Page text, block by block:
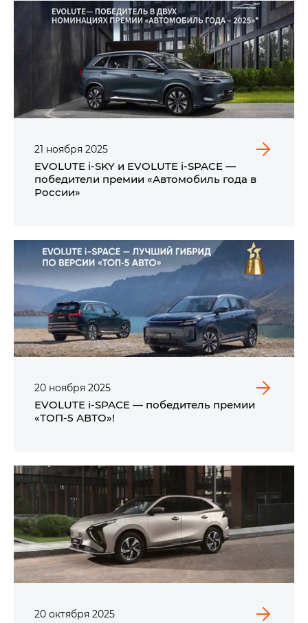
21 ноября 2025
EVOLUTE i‑SKY и EVOLUTE i‑SPACE —
победители премии «Автомобиль года в
России»
20 ноября 2025
EVOLUTE i‑SPACE — победитель премии
«ТОП-5 АВТО»!
20 октября 2025